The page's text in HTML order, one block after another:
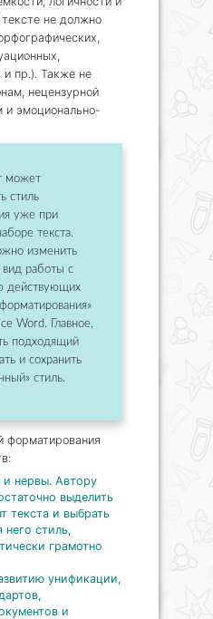
не должно
и пр.). Также не
нецензурной
и эмоционально-
может
стиль
уже при
текста.
изменить
работы с
действующих
Word. Главное,
подходящий
и сохранить
стиль.
форматирования
нервы. Автору
выделить
текста и выбрать
стиль,
грамотно
унификации,
и